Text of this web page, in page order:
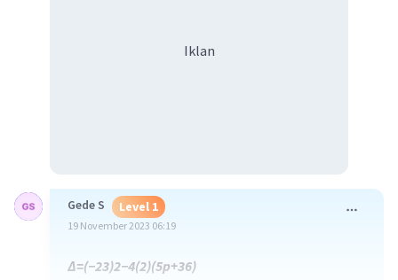
Iklan
Gede S Level 1
19 November 2023 06:19
Δ=(−23)2−4(2)(5p+36)